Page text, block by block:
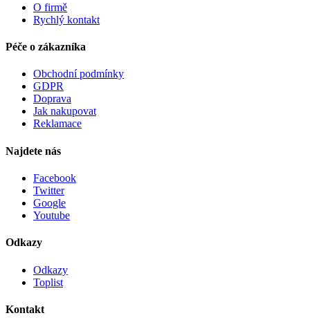
O firmě
Rychlý kontakt
Péče o zákazníka
Obchodní podmínky
GDPR
Doprava
Jak nakupovat
Reklamace
Najdete nás
Facebook
Twitter
Google
Youtube
Odkazy
Odkazy
Toplist
Kontakt